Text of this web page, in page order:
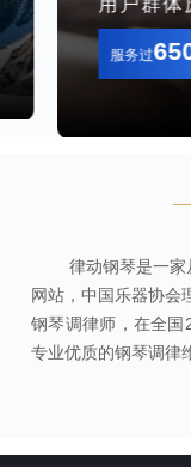
服务过
律动钢琴是一
网站，中国乐器协会
钢琴调律师，在全
专业优质的钢琴调律